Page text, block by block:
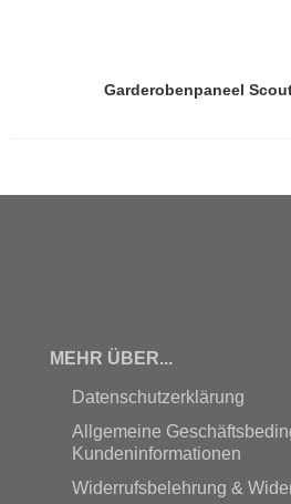
Garderobenpaneel
MEHR ÜBER...
Datenschutzerklärung
Allgemeine
Kundeninformationen
Widerrufsbelehrung &